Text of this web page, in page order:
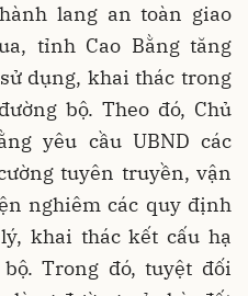
lang an toàn giao
tỉnh Cao Bằng tăng
dụng, khai thác trong
bộ. Theo đó, Chủ
yêu cầu UBND các
tuyên truyền, vận
nghiêm các quy định
khai thác kết cấu hạ
Trong đó, tuyệt đối